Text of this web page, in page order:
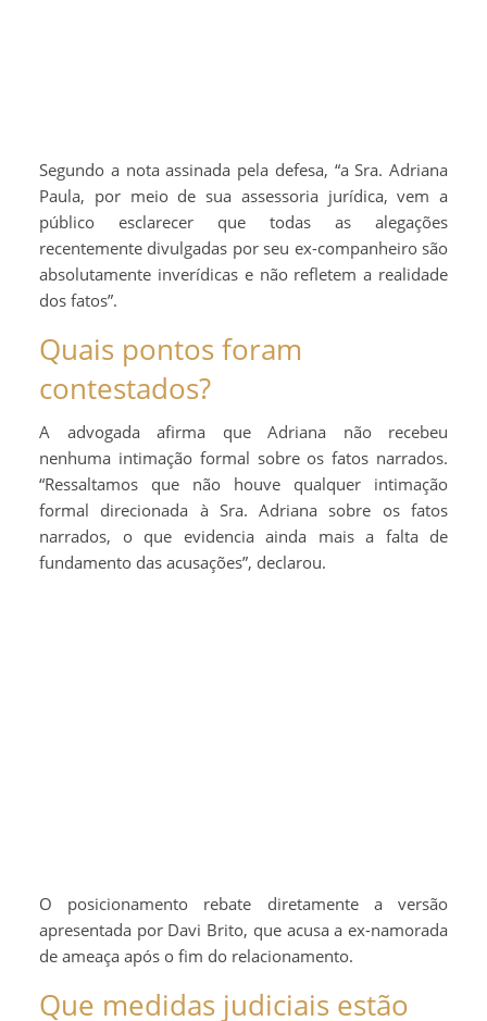
Segundo a nota assinada pela defesa, “a Sra. Adriana
Paula, por meio de sua assessoria jurídica, vem a
público esclarecer que todas as alegações
recentemente divulgadas por seu ex-companheiro são
absolutamente inverídicas e não refletem a realidade
dos fatos”.
Quais pontos foram
contestados?
A advogada afirma que Adriana não recebeu
nenhuma intimação formal sobre os fatos narrados.
“Ressaltamos que não houve qualquer intimação
formal direcionada à Sra. Adriana sobre os fatos
narrados, o que evidencia ainda mais a falta de
fundamento das acusações”, declarou.
O posicionamento rebate diretamente a versão
apresentada por Davi Brito, que acusa a ex-namorada
de ameaça após o fim do relacionamento.
Que medidas judiciais estão